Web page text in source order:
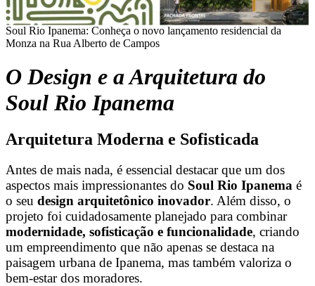
Soul Rio Ipanema: Conheça o novo lançamento residencial da
Monza na Rua Alberto de Campos
O Design e a Arquitetura do
Soul Rio Ipanema
Arquitetura Moderna e Sofisticada
Antes de mais nada, é essencial destacar que um dos
aspectos mais impressionantes do Soul Rio Ipanema é
o seu design arquitetônico inovador. Além disso, o
projeto foi cuidadosamente planejado para combinar
modernidade, sofisticação e funcionalidade, criando
um empreendimento que não apenas se destaca na
paisagem urbana de Ipanema, mas também valoriza o
bem-estar dos moradores.